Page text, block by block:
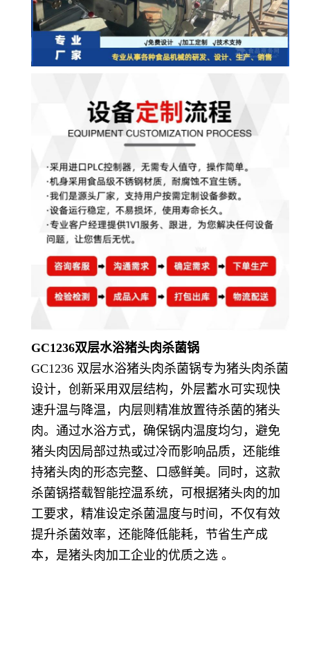
GC1236双层水浴猪头肉杀菌锅
GC1236 双层水浴猪头肉杀菌锅专为猪头肉杀菌
设计，创新采用双层结构，外层蓄水可实现快
速升温与降温，内层则精准放置待杀菌的猪头
肉。通过水浴方式，确保锅内温度均匀，避免
猪头肉因局部过热或过冷而影响品质，还能维
持猪头肉的形态完整、口感鲜美。同时，这款
杀菌锅搭载智能控温系统，可根据猪头肉的加
工要求，精准设定杀菌温度与时间，不仅有效
提升杀菌效率，还能降低能耗，节省生产成
本，是猪头肉加工企业的优质之选 。